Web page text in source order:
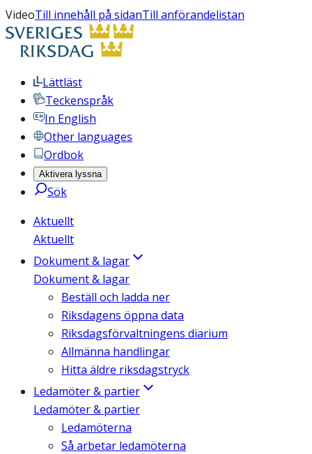
VideoTill innehåll på sidanTill anförandelistan
Lättläst
Teckenspråk
In English
Other languages
Ordbok
Aktivera lyssna
Sök
Aktuellt
Aktuellt
Dokument & lagar
Dokument & lagar
Beställ och ladda ner
Riksdagens öppna data
Riksdagsförvaltningens diarium
Allmänna handlingar
Hitta äldre riksdagstryck
Ledamöter & partier
Ledamöter & partier
Ledamöterna
Så arbetar ledamöterna